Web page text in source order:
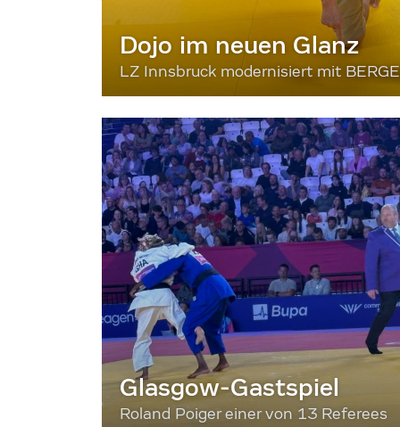
Dojo im neuen Glanz
LZ Innsbruck modernisiert mit
Glasgow-Gastspiel
Roland Poiger einer von 13 Referees